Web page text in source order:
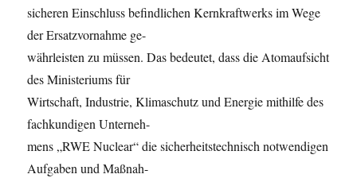
sicheren Einschluss befindlichen Kernkraftwerks im Wege
der Ersatzvornahme ge-
währleisten zu müssen. Das bedeutet, dass die Atomaufsicht
des Ministeriums für
Wirtschaft, Industrie, Klimaschutz und Energie mithilfe des
fachkundigen Unterneh-
mens „RWE Nuclear“ die sicherheitstechnisch notwendigen
Aufgaben und Maßnah-